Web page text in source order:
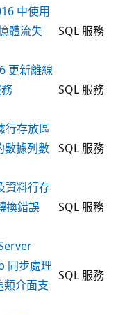
中使用
體流失
SQL 服務
更新離線
SQL 服務
行存放區
數據列數 SQL 服務
資料行存
換錯誤
SQL 服務
同步處理
類介面支
SQL 服務